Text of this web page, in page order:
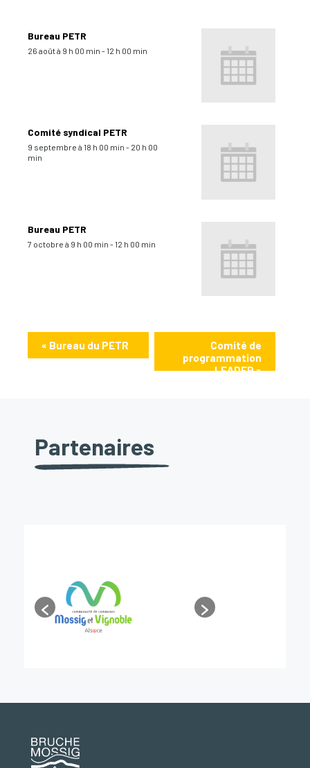
Bureau PETR
26 août à 9 h 00 min -12 h 00 min
Comité syndical PETR
9 septembre à 18 h 00 min - 20 h 00
min
Bureau PETR
7 octobre à 9 h 00 min -12 h 00 min
« Bureau du PETR
Comité de
programmation
LEADER»
Partenaires